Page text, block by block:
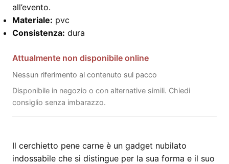
all’evento.
Materiale: pvc
Consistenza: dura
Attualmente non disponibile online
Nessun riferimento al contenuto sul pacco
Disponibile in negozio o con alternative simili. Chiedi
consiglio senza imbarazzo.
Il cerchietto pene carne è un gadget nubilato
indossabile che si distingue per la sua forma e il suo